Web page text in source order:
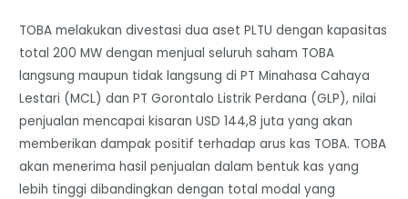
TOBA melakukan divestasi dua aset PLTU dengan kapasitas
total 200 MW dengan menjual seluruh saham TOBA
langsung maupun tidak langsung di PT Minahasa Cahaya
Lestari (MCL) dan PT Gorontalo Listrik Perdana (GLP), nilai
penjualan mencapai kisaran USD 144,8 juta yang akan
memberikan dampak positif terhadap arus kas TOBA. TOBA
akan menerima hasil penjualan dalam bentuk kas yang
lebih tinggi dibandingkan dengan total modal yang